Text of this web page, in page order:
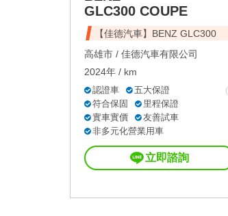
GLC300 COUPE
【佳德汽車】BENZ GLC300
高雄市 / 佳德汽車有限公司
2024年 / km
認證車
五大保證
符合保固
里程保證
實車實價
友善試車
非多元化營業用車
立即諮詢